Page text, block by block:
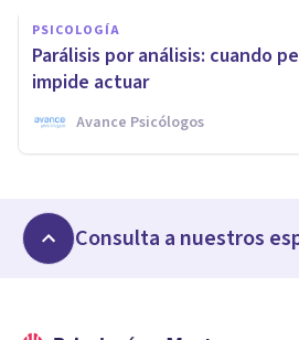
PSICOLOGÍA
Parálisis por análisis: cuando
impide actuar
Avance Psicólogos
Consulta a nuestros